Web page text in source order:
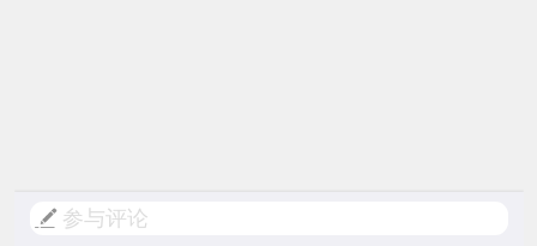
参与评论